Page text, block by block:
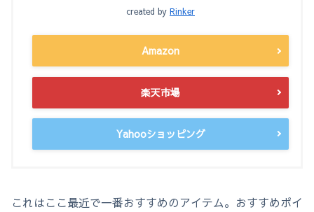
created by Rinker
Amazon
楽天市場
Yahooショッピング
これはここ最近で一番おすすめのアイテム。おすすめポイ